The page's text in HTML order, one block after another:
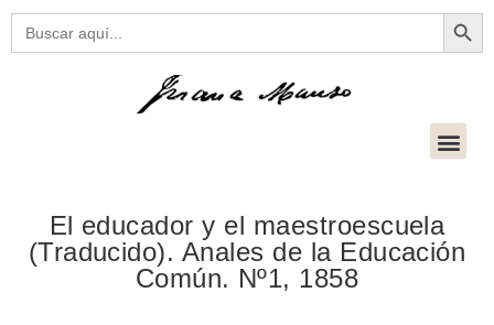
Buscar:
El educador y el maestroescuela
(Traducido). Anales de la Educación
Común. Nº1, 1858